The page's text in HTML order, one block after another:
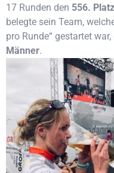
17 Runden den 556. Platz
belegte sein Team,
pro Runde“ gestartet war,
Männer.